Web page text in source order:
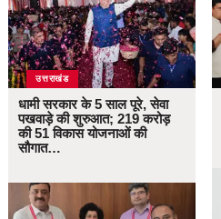
उत्तराखंड
धामी सरकार के 5 साल पूरे, सेवा
पखवाड़े की शुरुआत; 219 करोड़
की 51 विकास योजनाओं की
सौगात…